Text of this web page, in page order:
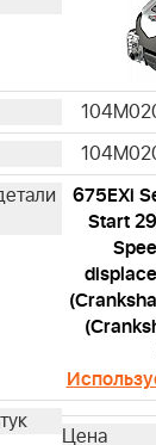
675EXi
Start